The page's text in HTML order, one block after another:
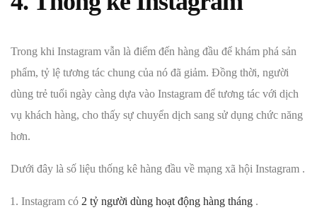
Trong khi Instagram vẫn là điểm đến hàng đầu để khám phá sản
phẩm, tỷ lệ tương tác chung của nó đã giảm. Đồng thời, người
dùng trẻ tuổi ngày càng dựa vào Instagram để tương tác với dịch
vụ khách hàng, cho thấy sự chuyển dịch sang sử dụng chức năng
hơn.
Dưới đây là số liệu thống kê hàng đầu về mạng xã hội Instagram .
Instagram có 2 tỷ người dùng hoạt động hàng tháng .